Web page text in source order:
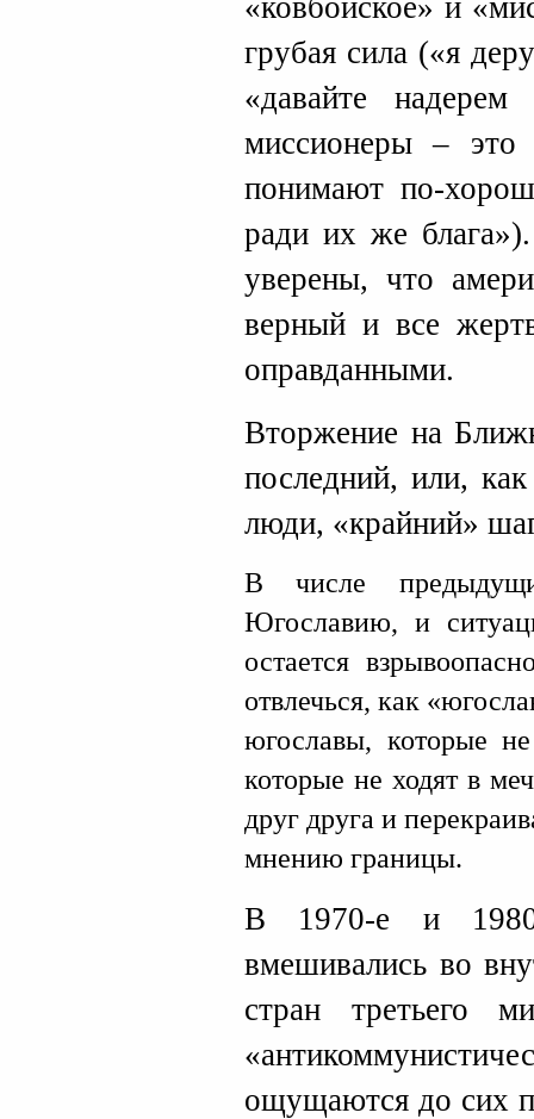
«ковбойское» и
грубая сила («я
«давайте
миссионеры – это
понимают по-
ради их же
уверены, что
верный и все
оправданными.
Вторжение на
последний, или,
люди, «крайний»
В числе
Югославию, и
остается
отвлечься, как
югославы, которые
которые не ходят в
друг друга и
мнению границы.
В 1970-е и
вмешивались во
стран третьего
ощущаются до сих